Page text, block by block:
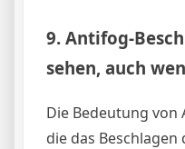
9. Antifog-
sehen, auch
Die Bedeutung von
die das